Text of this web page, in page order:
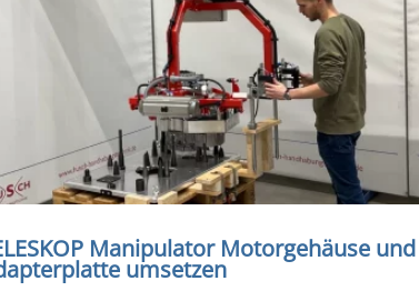
Manipulator Motorgehäuse und
umsetzen